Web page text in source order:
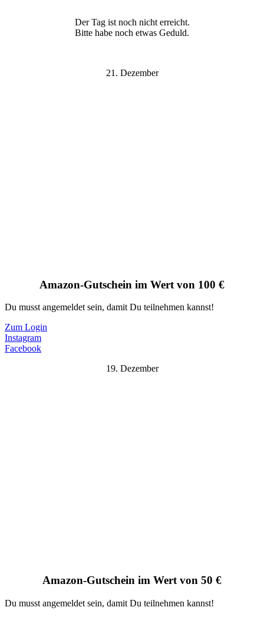
Der Tag ist noch nicht erreicht.
Bitte habe noch etwas Geduld.
21. Dezember
Amazon-Gutschein im Wert von 100 €
Du musst angemeldet sein, damit Du teilnehmen kannst!
Zum Login
Instagram
Facebook
19. Dezember
Amazon-Gutschein im Wert von 50 €
Du musst angemeldet sein, damit Du teilnehmen kannst!